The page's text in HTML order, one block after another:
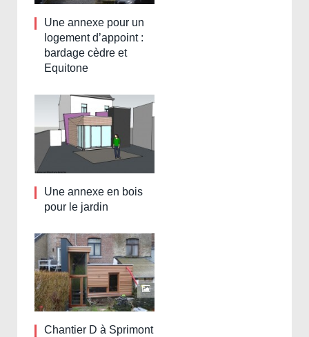
Une annexe pour un
logement d’appoint :
bardage cèdre et
Equitone
Une annexe en bois
pour le jardin
Chantier D à Sprimont